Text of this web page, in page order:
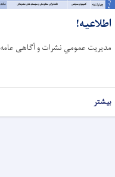
اطلاعیه!
مدیریت عمومي نشرات و آګاهی عامه
بیشتر